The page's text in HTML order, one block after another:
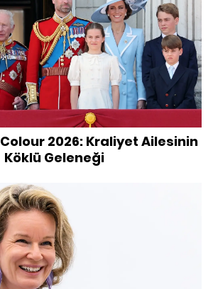
2026: Kraliyet Ailesinin
Köklü Geleneği